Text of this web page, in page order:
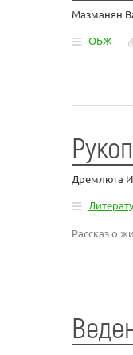
Мазманян
ОБЖ
Дремлюга
Рассказ о